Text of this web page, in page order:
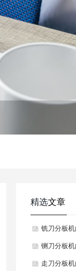
精选文章
铣刀分板
铡刀分板
走刀分板